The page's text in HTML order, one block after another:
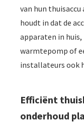
van hun
houdt in dat de
apparaten in
warmtepomp of
installateurs ook
Efficiënt
onderhoud